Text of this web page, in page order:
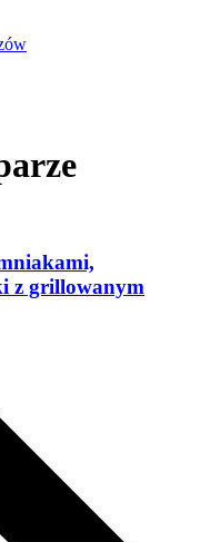
z grillowanym